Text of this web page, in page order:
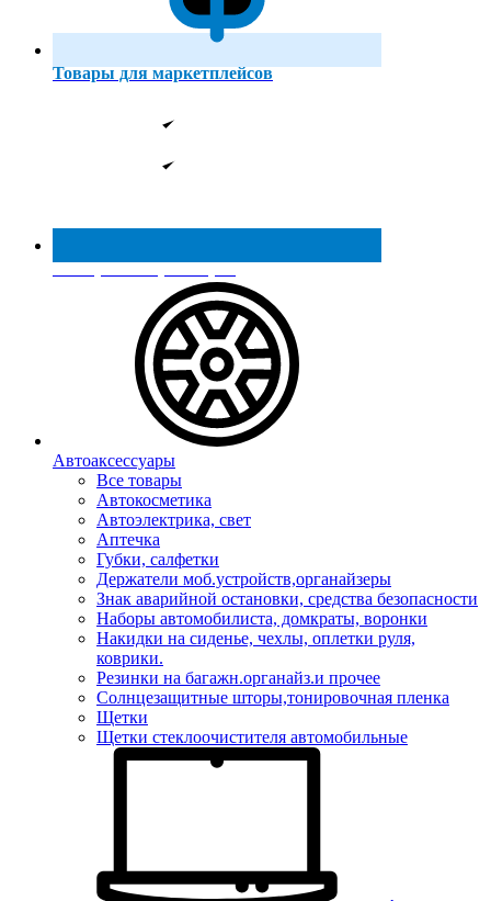
Товары для маркетплейсов
Реестр МинПромТорга
Автоаксессуары
Все товары
Автокосметика
Автоэлектрика, свет
Аптечка
Губки, салфетки
Держатели моб.устройств,органайзеры
Знак аварийной остановки, средства безопасности
Наборы автомобилиста, домкраты, воронки
Накидки на сиденье, чехлы, оплетки руля,
коврики.
Резинки на багажн.органайз.и прочее
Солнцезащитные шторы,тонировочная пленка
Щетки
Щетки стеклоочистителя автомобильные